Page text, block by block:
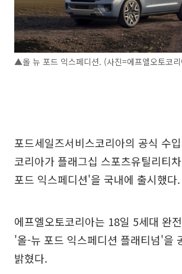
▲올 뉴 포드 익스페디션. (사진=에프엘오토코
포드세일즈서비스코리아의 공식 수
코리아가 플래그십 스포츠유틸리티
포드 익스페디션'을 국내에 출시했다.
에프엘오토코리아는 18일 5세대 완
'올-뉴 포드 익스페디션 플래티넘'을
밝혔다.